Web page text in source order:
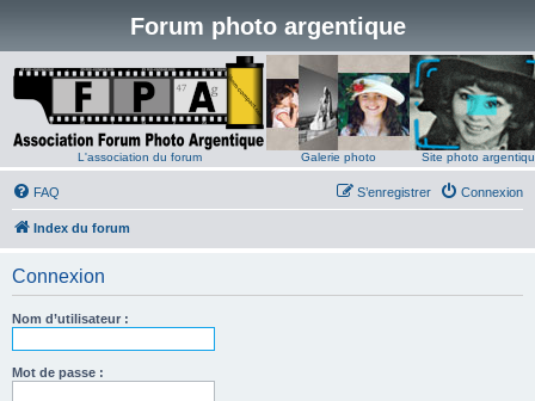
Forum photo argentique
L'association du forum Galerie photo Site photo
FAQ Connexion
S’enregistrer
Index du forum
Connexion
Nom d’utilisateur :
Mot de passe :